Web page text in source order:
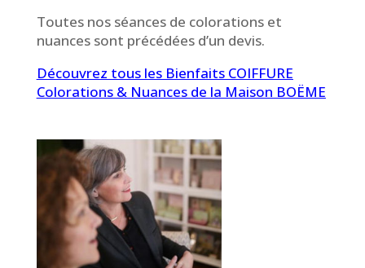
Toutes nos séances de colorations et
nuances sont précédées d’un devis.
Découvrez tous les Bienfaits COIFFURE
Colorations & Nuances de la Maison BOËME